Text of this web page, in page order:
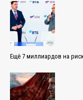
Ещё 7 миллиардов на